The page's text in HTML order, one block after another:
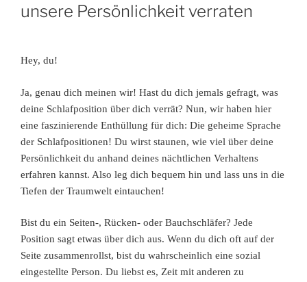
unsere Persönlichkeit verraten
Hey, du!
Ja, genau dich meinen wir! Hast du dich jemals gefragt, was
deine Schlafposition über dich verrät? Nun, wir haben hier
eine faszinierende Enthüllung für dich: Die geheime Sprache
der Schlafpositionen! Du wirst staunen, wie viel über deine
Persönlichkeit du anhand deines nächtlichen Verhaltens
erfahren kannst. Also leg dich bequem hin und lass uns in die
Tiefen der Traumwelt eintauchen!
Bist du ein Seiten-, Rücken- oder Bauchschläfer? Jede
Position sagt etwas über dich aus. Wenn du dich oft auf der
Seite zusammenrollst, bist du wahrscheinlich eine sozial
eingestellte Person. Du liebst es, Zeit mit anderen zu